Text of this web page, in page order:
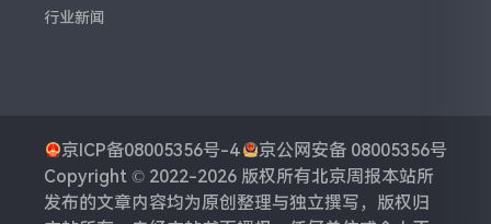
行业新闻
京ICP备08005356号-4
京公网安备 08005356号
Copyright © 2022-2026 版权所有北京周报本站所
发布的文章内容均为原创整理与独立撰写，版权归